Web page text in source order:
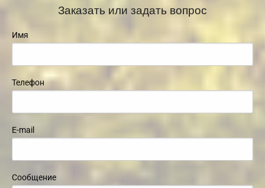
Заказать или задать вопрос
Имя
Телефон
E-mail
Сообщение